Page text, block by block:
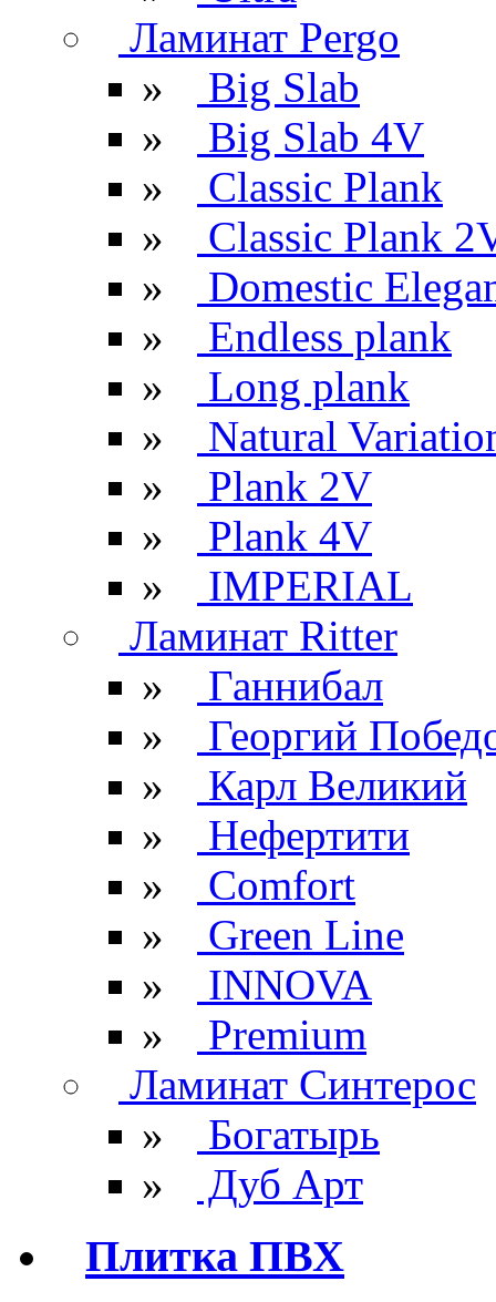
Ламинат Pergo
»
Big Slab
»
Big Slab 4V
»
Classic Plank
»
Classic Plank
»
Domestic
»
Endless plank
»
Long plank
»
Natural
»
Plank 2V
»
Plank 4V
»
IMPERIAL
Ламинат Ritter
»
Ганнибал
»
Георгий
»
Карл Великий
»
Нефертити
»
Comfort
»
Green Line
»
INNOVA
»
Premium
Ламинат Синтерос
»
Богатырь
»
Дуб Арт
Плитка ПВХ